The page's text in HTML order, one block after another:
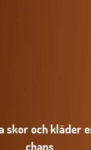
skor och kläder
chans